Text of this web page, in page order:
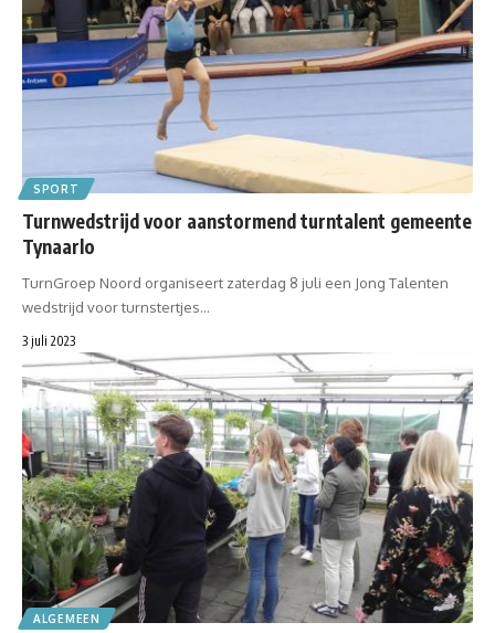
SPORT
Turnwedstrijd voor aanstormend turntalent gemeente
Tynaarlo
TurnGroep Noord organiseert zaterdag 8 juli een Jong Talenten
wedstrijd voor turnstertjes…
3 juli 2023
ALGEMEEN